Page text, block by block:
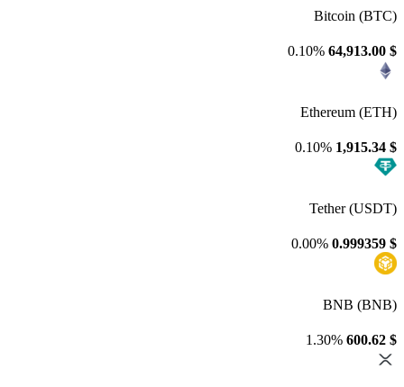
Bitcoin (BTC)
$
64,913.00
0.10%
Ethereum (ETH)
$
1,915.34
0.10%
Tether (USDT)
$
0.999359
0.00%
BNB (BNB)
$
600.62
1.30%